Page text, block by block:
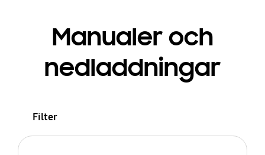
Manualer och
nedladdningar
Filter